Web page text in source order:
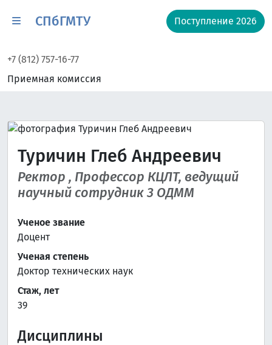
СПбГМТУ Поступление 2026
+7 (812) 757-16-77
Приемная комиссия
Туричин Глеб Андреевич
Ректор , Профессор КЦЛТ, ведущий
научный сотрудник 3 ОДММ
Ученое звание
Доцент
Ученая степень
Доктор технических наук
Стаж, лет
39
Дисциплины